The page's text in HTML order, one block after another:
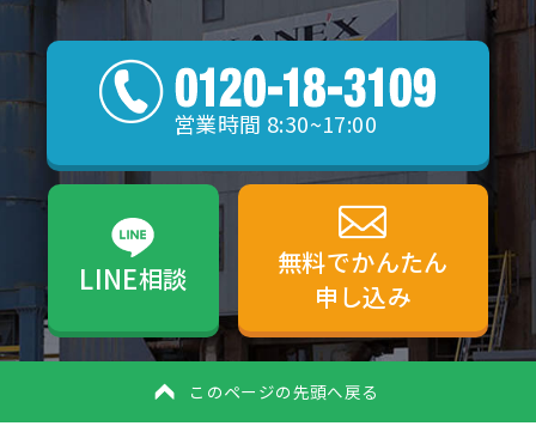
営業時間 8:30~17:00
LINE相談
無料でかんたん
申し込み
このページの先頭へ戻る